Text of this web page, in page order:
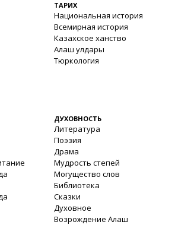
ТАРИХ
Национальная история
Всемирная история
Казахское ханство
Алаш улдары
Тюркология
ДУХОВНОСТЬ
Литература
Поэзия
Драма
Мудрость степей
Могущество слов
Библиотека
Сказки
Духовное
Возрождение Алаш